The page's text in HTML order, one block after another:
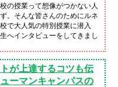
の授業って想像がつかない人
。そんな皆さんのためにルネ
で大人気の特別授業に潜入
へインタビューをしてきまし
が上達するコツも伝
ーマンキャンパスの